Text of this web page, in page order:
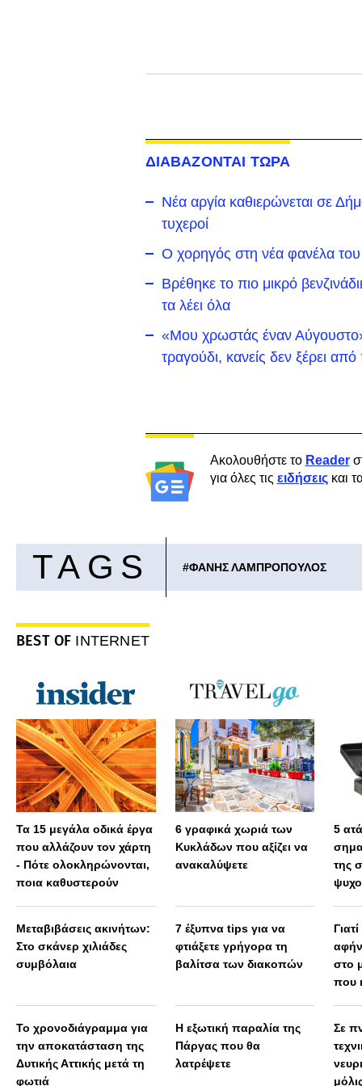
ΔΙΑΒΑΖΟΝΤΑΙ ΤΩΡΑ
Νέα αργία καθιερώνεται σε
τυχεροί
Ο χορηγός στη νέα φανέλα
Βρέθηκε το πιο μικρό
τα λέει όλα
«Μου χρωστάς έναν
τραγούδι, κανείς δεν ξέρει
Ακολουθήστε το Reader
για όλες τις ειδήσειςκαι
TAGS #ΦΑΝΗΣ ΛΑΜΠΡΟΠΟΥΛΟΣ
BEST OF INTERNET
Τα 15 μεγάλα οδικά έργα
που αλλάζουν τον χάρτη
- Πότε ολοκληρώνονται,
ποια καθυστερούν
Μεταβιβάσεις ακινήτων:
Στο σκάνερ χιλιάδες
συμβόλαια
Το χρονοδιάγραμμα για
την αποκατάσταση της
Δυτικής Αττικής μετά τη
φωτιά
6 γραφικά χωριά των
Κυκλάδων που αξίζει να
ανακαλύψετε
7 έξυπνα tips για να
φτιάξετε γρήγορα τη
βαλίτσα των διακοπών
Η εξωτική παραλία της
Πάργας που θα
λατρέψετε
5
της
στο
που
Σε